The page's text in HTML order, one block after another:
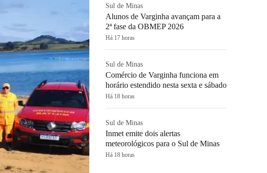
Sul de Minas
Alunos de Varginha avançam para a
2ª fase da OBMEP 2026
Há 17 horas
Sul de Minas
Comércio de Varginha funciona em
horário estendido nesta sexta e sábado
Há 18 horas
Sul de Minas
Inmet emite dois alertas
meteorológicos para o Sul de Minas
Há 18 horas